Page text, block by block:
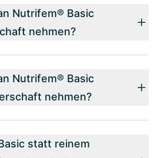
Nutrifem® Basic
nehmen?
Nutrifem® Basic
nehmen?
statt reinem